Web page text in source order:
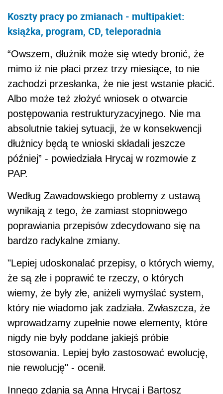
Koszty pracy po zmianach - multipakiet:
książka, program, CD, teleporadnia
“Owszem, dłużnik może się wtedy bronić, że
mimo iż nie płaci przez trzy miesiące, to nie
zachodzi przesłanka, że nie jest wstanie płacić.
Albo może też złożyć wniosek o otwarcie
postępowania restrukturyzacyjnego. Nie ma
absolutnie takiej sytuacji, że w konsekwencji
dłużnicy będą te wnioski składali jeszcze
później” - powiedziała Hrycaj w rozmowie z
PAP.
Według Zawadowskiego problemy z ustawą
wynikają z tego, że zamiast stopniowego
poprawiania przepisów zdecydowano się na
bardzo radykalne zmiany.
"Lepiej udoskonalać przepisy, o których wiemy,
że są złe i poprawić te rzeczy, o których
wiemy, że były złe, aniżeli wymyślać system,
który nie wiadomo jak zadziała. Zwłaszcza, że
wprowadzamy zupełnie nowe elementy, które
nigdy nie były poddane jakiejś próbie
stosowania. Lepiej było zastosować ewolucję,
nie rewolucję" - ocenił.
Innego zdania są Anna Hrycaj i Bartosz